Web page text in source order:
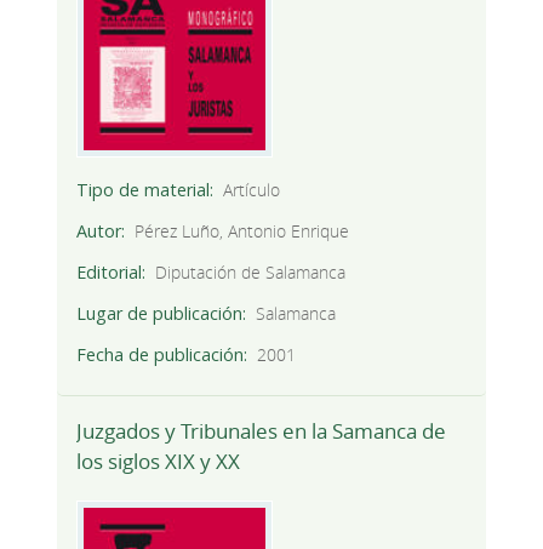
Tipo de material
Artículo
Autor
Pérez Luño, Antonio Enrique
Editorial
Diputación de Salamanca
Lugar de publicación
Salamanca
Fecha de publicación
2001
Juzgados y Tribunales en la Samanca de
los siglos XIX y XX